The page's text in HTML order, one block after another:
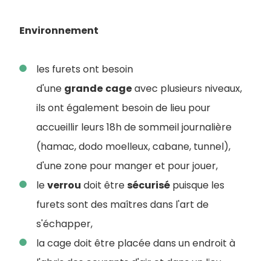
Environnement
les furets ont besoin
d'une grande cageavec plusieurs niveaux,
ils ont également besoin de lieu pour
accueillir leurs 18h de sommeil journalière
(hamac, dodo moelleux, cabane, tunnel),
d'une zone pour manger et pour jouer,
leverrou doit êtresécurisé puisque les
furets sont des maîtres dans l'art de
s'échapper,
la cage doit être placée dans un endroit à